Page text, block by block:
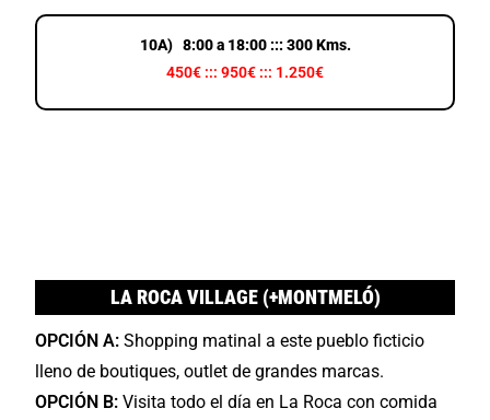
10A) 8:00 a 18:00 ::: 300 Kms.
450€ ::: 950€ ::: 1.250€
LA ROCA VILLAGE (+MONTMELÓ)
OPCIÓN A: Shopping matinal a este pueblo ficticio
lleno de boutiques, outlet de grandes marcas.
OPCIÓN B: Visita todo el día en La Roca con comida